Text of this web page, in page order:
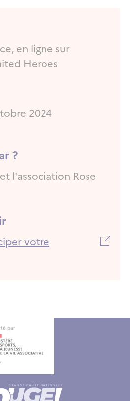
en ligne sur
Heroes
2024
?
l'association Rose
votre
par